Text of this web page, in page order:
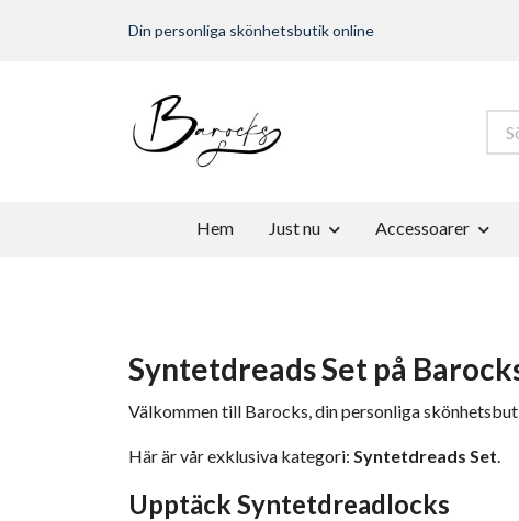
Din personliga skönhetsbutik online
Hem Just nu Accessoarer
Syntetdreads Set på
Välkommen till Barocks, din personliga
Här är vår exklusiva kategori: Syntetdreads Set.
Upptäck Syntetdreadlocks